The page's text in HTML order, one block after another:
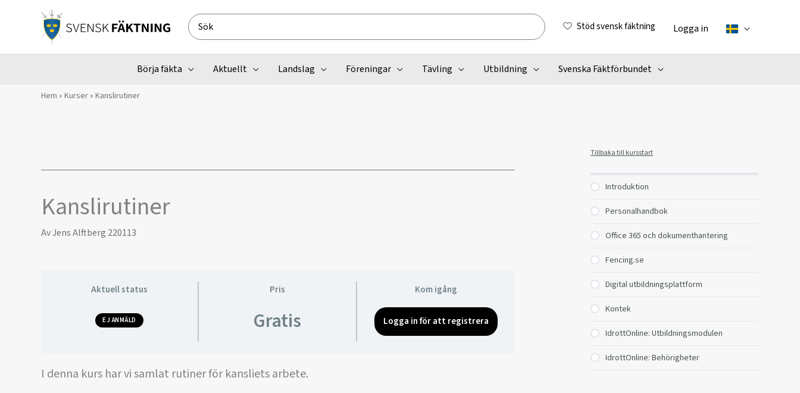
Search
for:
Stöd svensk fäktning Logga in
Börja fäkta Aktuellt Landslag Föreningar Tävling Utbildning Svenska Fäktförbundet
Hem » Kurser» Kanslirutiner
Kanslirutiner
AvJens Alftberg 220113
Aktuell status
EJ ANMÄLD
Pris
Gratis
Kom igång
Logga in för att registrera
I denna kurs har vi samlat rutiner för kansliets arbete.
Tillbaka till kursstart
Introduktion
Personalhandbok
Office 365 och dokumenthantering
Fencing.se
Digital utbildningsplattform
Kontek
IdrottOnline: Utbildningsmodulen
IdrottOnline: Behörigheter